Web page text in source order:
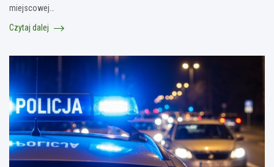
miejscowej…
Czytaj dalej